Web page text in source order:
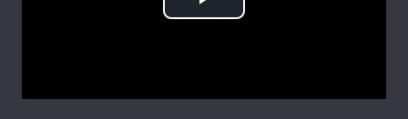
Play